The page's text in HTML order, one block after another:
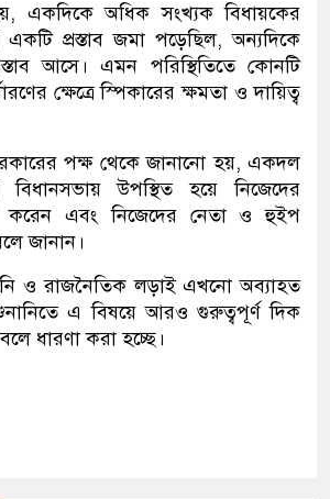
একদিকে অধিক সংখ্যক বিধায়কের
প্রস্তাব জমা পড়েছিল, অন্যদিকে
আসে। এমন পরিস্থিতিতে কোনটি
ক্ষেত্রে স্পিকারের ক্ষমতা ও দায়িত্ব
পক্ষ থেকে জানানো হয়, একদল
বিধানসভায় উপস্থিত হয়ে নিজেদের
করেন এবং নিজেদের নেতা ও হুইপ
জানান।
ও রাজনৈতিক লড়াই এখনো অব্যাহত
এ বিষয়ে আরও গুরুত্বপূর্ণ দিক
ধারণা করা হচ্ছে।